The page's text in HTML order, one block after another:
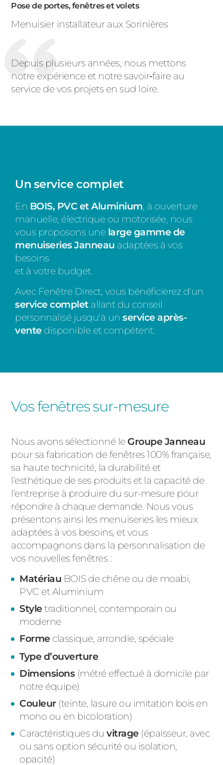
Pose de portes, fenêtres et volets
Menuisier installateur aux Sorinières
Depuis plusieurs années, nous mettons
notre expérience et notre savoir‑faire au
service de vos projets en sud loire.
Un service complet
En BOIS, PVC et Aluminium, à ouverture
manuelle, électrique ou motorisée, nous
vous proposons une large gamme de
menuiseriesJanneau adaptées à vos
besoins
et à votre budget.
Avec Fenêtre Direct, vous bénéficierez d'un
service completallant du conseil
personnalisé jusqu'à un service après-
vente disponible et compétent.
Vos fenêtres sur-mesure
Nous avons sélectionné leGroupe Janneau
pour sa fabrication de fenêtres 100% française,
sa haute technicité, la durabilité et
l’esthétique de ses produits et la capacité de
l’entreprise à produire du sur-mesure pour
répondre à chaque demande. Nous vous
présentons ainsi les menuiseries les mieux
adaptées à vos besoins, et vous
accompagnons dans la personnalisation de
vos nouvelles fenêtres :
Matériau BOIS de chêne ou de moabi,
PVC et Aluminium
Style traditionnel, contemporain ou
moderne
Forme classique, arrondie, spéciale
Type d’ouverture
Dimensions(métré effectué à domicile par
notre équipe)
Couleur(teinte, lasure ou imitation bois en
mono ou en bicoloration)
Caractéristiques duvitrage (épaisseur, avec
ou sans option sécurité ou isolation,
opacité)